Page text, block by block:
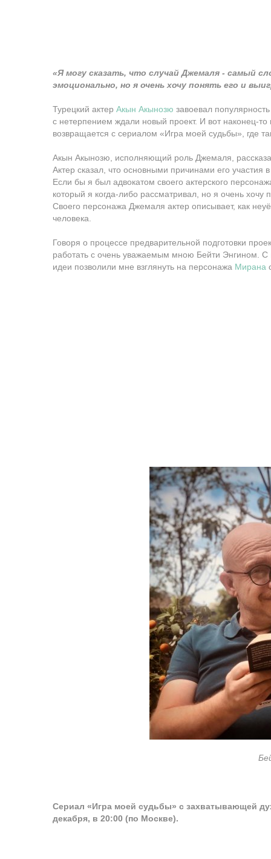
«Я могу сказать, что случай Джемаля - самый
эмоционально, но я очень хочу понять его и
Турецкий актер Акын Акынозю завоевал
с нетерпением ждали новый проект. И вот наконец-
возвращается с сериалом «Игра моей судьбы», где
Акын Акынозю, исполняющий роль Джемаля,
Актер сказал, что основными причинами его
Если бы я был адвокатом своего актерского
который я когда-либо рассматривал, но я очень хочу
Своего персонажа Джемаля актер описывает, как
человека.
Говоря о процессе предварительной подготовки
работать с очень уважаемым мною Бейти Энгином.
идеи позволили мне взглянуть на персонажа Мирана
Сериал «Игра моей судьбы» с захватывающей
декабря, в 20:00 (по Москве).